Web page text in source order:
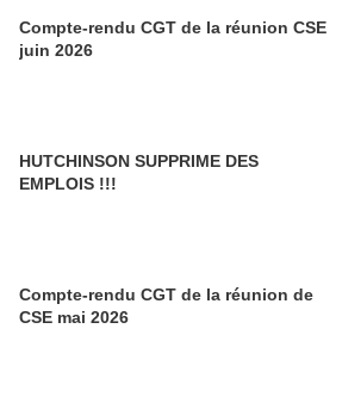
Compte-rendu CGT de la réunion CSE
juin 2026
HUTCHINSON SUPPRIME DES
EMPLOIS !!!
Compte-rendu CGT de la réunion de
CSE mai 2026